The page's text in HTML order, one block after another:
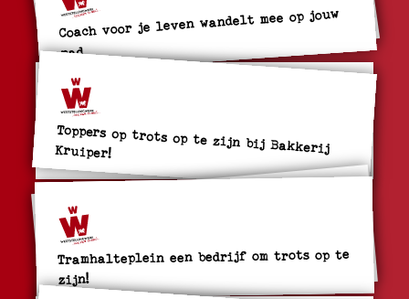
Coach voor je leven wandelt mee op jouw
pad
Toppers op trots op te zijn bij Bakkerij Kruiper!
Tramhalteplein een bedrijf om trots op te
zijn!